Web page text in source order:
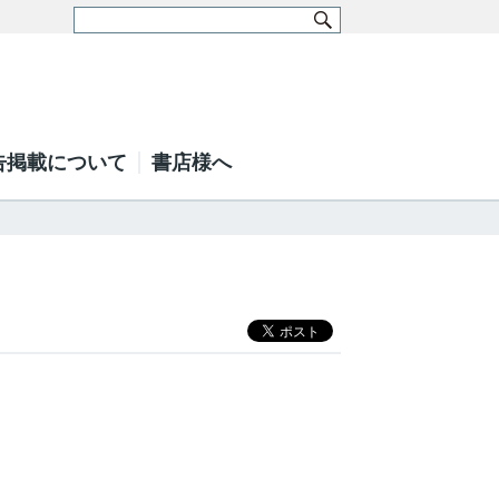
掲載について 書店様へ